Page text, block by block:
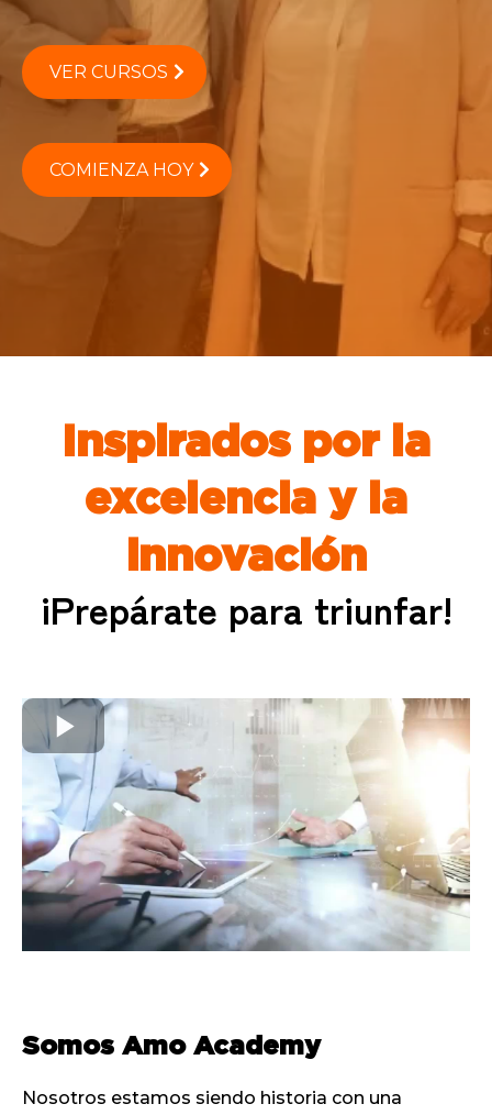
VER CURSOS
COMIENZA HOY
Inspirados por la
excelencia y la
innovación
¡Prepárate para triunfar!
Somos Amo Academy
Nosotros estamos siendo historia con una